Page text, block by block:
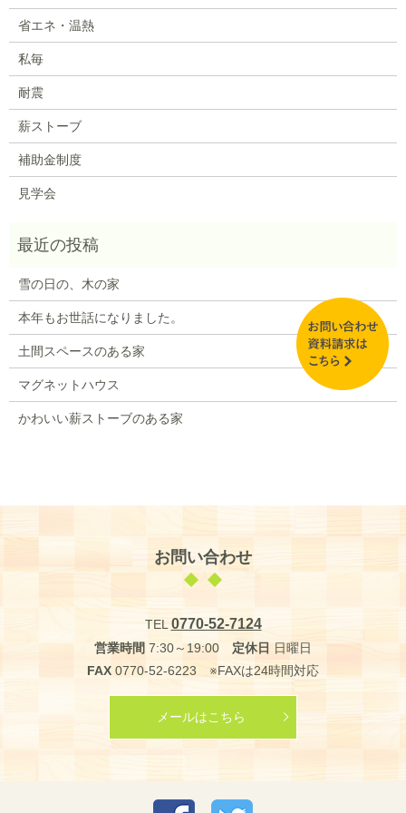
省エネ・温熱
私毎
耐震
薪ストーブ
補助金制度
見学会
雪の日の、木の家
本年もお世話になりました。
土間スペースのある家
マグネットハウス
かわいい薪ストーブのある家
お問い合わせ
TEL 0770-52-7124
営業時間 7:30～19:00 定休日 日曜日
FAX 0770-52-6223 ※FAXは24時間対応
メールはこちら